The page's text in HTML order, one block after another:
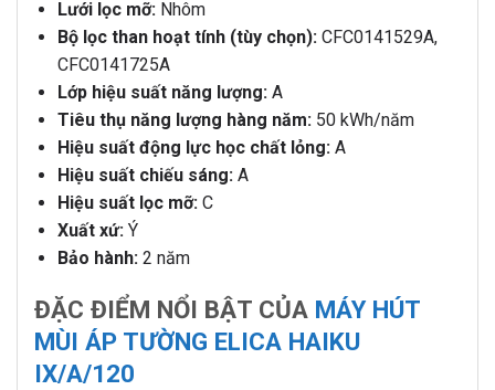
Lưới lọc mỡ:Nhôm
Bộ lọc than hoạt tính (tùy chọn):CFC0141529A,
CFC0141725A
Lớp hiệu suất năng lượng:A
Tiêu thụ năng lượng hàng năm:50 kWh/năm
Hiệu suất động lực học chất lỏng:A
Hiệu suất chiếu sáng:A
Hiệu suất lọc mỡ:C
Xuất xứ:Ý
Bảo hành: 2 năm
ĐẶC ĐIỂM NỔI BẬT CỦA MÁY HÚT
MÙI ÁP TƯỜNG ELICA HAIKU
IX/A/120